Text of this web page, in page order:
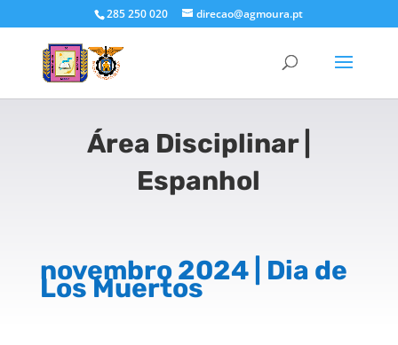
285 250 020 direcao@agmoura.pt
Área Disciplinar |
Espanhol
novembro 2024 | Dia de
Los Muertos